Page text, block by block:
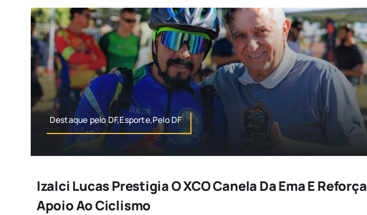
Destaque pelo DF,Esporte,Pelo DF
Izalci Lucas Prestigia O XCO Canela Da Ema E Reforça
Apoio Ao Ciclismo